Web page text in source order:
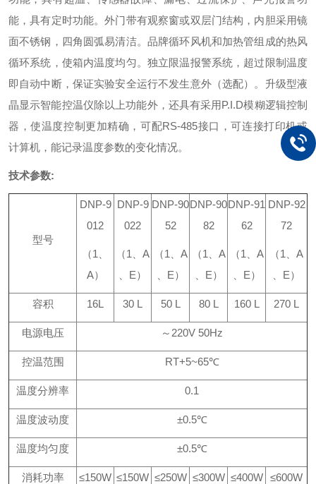
能，具有定时功能。外门带有观察窗或双层门结构，内胆采用镜
面不锈钢，四角圆弧易清洁。 品牌循环风机和加热管组成的热风
循环系统，使箱内温度均匀。 独立限温报警系统，超过限制温度
即自动中断，保证实验安全运行不发生意外（选配）。 升级型液
晶显示智能控温仪除以上功能外，还具有采用P.I.D模糊逻辑控制
器，使温度控制更加精确，可配RS-485接口，可连接打印机或
计算机，能记录温度参数的变化情况。
技术参数:
型号
DNP-9
012
（1
A）
DNP-9
022
（1
A
E）
DNP-90
52
（1
A
E）
DNP-90
82
（1
A
E）
DNP-91
62
（1
A
E）
DNP-92
72
（1
A
E）
容积 16L 30 L 50 L 80 L 160 L 270 L
电源电压 ～220V 50Hz
控温范围 RT+5~65℃
温度分辨率 0.1
温度波动度 ±0.5℃
温度均匀度 ±0.5℃
消耗功率 ≤150W ≤150W ≤250W ≤300W ≤400W ≤600W